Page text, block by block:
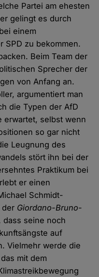
Partei am ehesten
gelingt es durch
einem
SPD zu bekommen.
Beim Team der
Sprecher der
von Anfang an.
argumentiert man
die Typen der AfD
erwartet, selbst wenn
so gar nicht
Leugnung des
stört ihn bei der
Praktikum bei
er einen
Schmidt-
der Giordano-Bruno-
dass seine noch
auf
Vielmehr werde die
mit dem